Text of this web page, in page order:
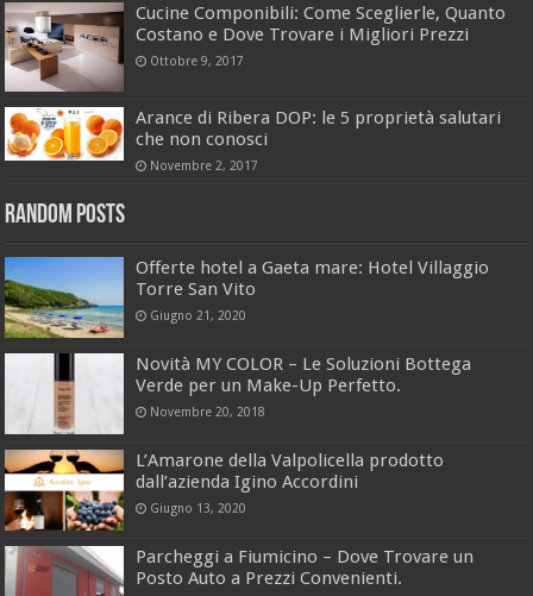
Cucine Componibili: Come Sceglierle, Quanto
Costano e Dove Trovare i Migliori Prezzi
Ottobre 9, 2017
Arance di Ribera DOP: le 5 proprietà salutari
che non conosci
Novembre 2, 2017
Random Posts
Offerte hotel a Gaeta mare: Hotel Villaggio
Torre San Vito
Giugno 21, 2020
Novità MY COLOR – Le Soluzioni Bottega
Verde per un Make-Up Perfetto.
Novembre 20, 2018
L’Amarone della Valpolicella prodotto
dall’azienda Igino Accordini
Giugno 13, 2020
Parcheggi a Fiumicino – Dove Trovare un
Posto Auto a Prezzi Convenienti.